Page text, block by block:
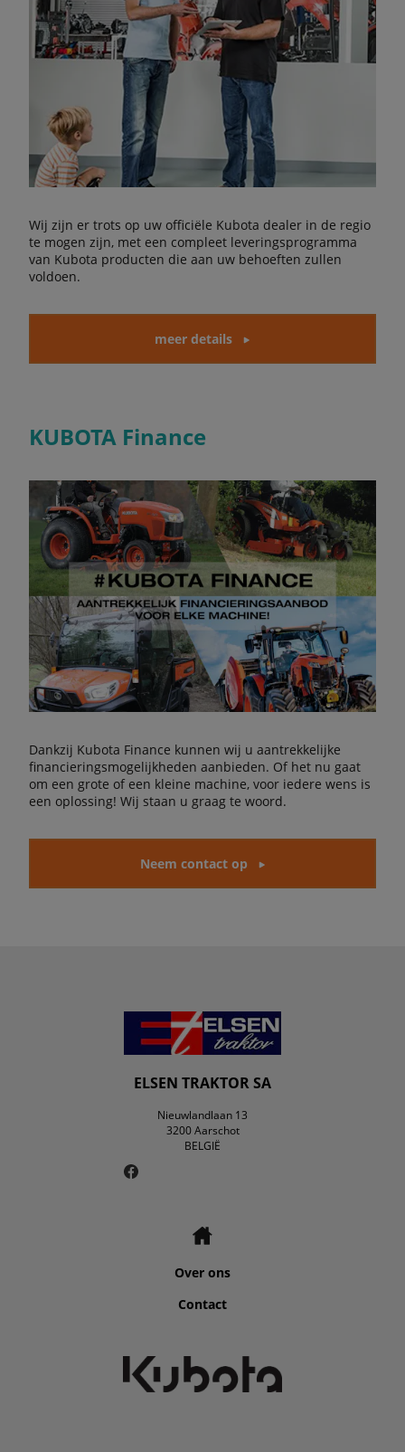
Wij zijn er trots op uw officiële Kubota dealer in de regio
te mogen zijn, met een compleet leveringsprogramma
van Kubota producten die aan uw behoeften zullen
voldoen.
meer details
KUBOTA Finance
Dankzij Kubota Finance kunnen wij u aantrekkelijke
financieringsmogelijkheden aanbieden. Of het nu gaat
om een grote of een kleine machine, voor iedere wens is
een oplossing! Wij staan u graag te woord.
Neem contact op
ELSEN TRAKTOR SA
Nieuwlandlaan 13
3200 Aarschot
BELGIË
Over ons
Contact